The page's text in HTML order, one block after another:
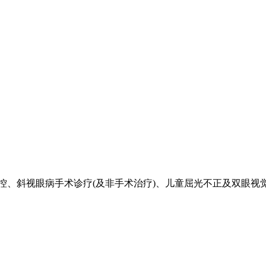
斜视眼病手术诊疗(及非手术治疗)、儿童屈光不正及双眼视